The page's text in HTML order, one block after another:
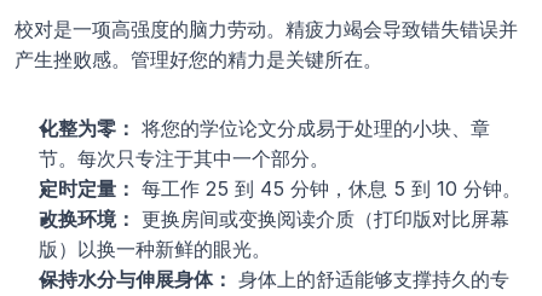
校对是一项高强度的脑力劳动。精疲力竭会导致错失错误并
产生挫败感。管理好您的精力是关键所在。
化整为零： 将您的学位论文分成易于处理的小块、章
节。每次只专注于其中一个部分。
定时定量： 每工作 25 到 45 分钟，休息 5 到 10 分钟。
改换环境： 更换房间或变换阅读介质（打印版对比屏幕
版）以换一种新鲜的眼光。
保持水分与伸展身体： 身体上的舒适能够支撑持久的专